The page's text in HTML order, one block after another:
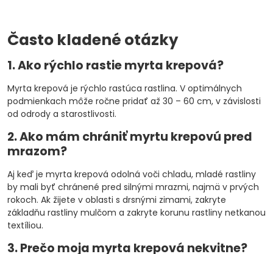
Často kladené otázky
1. Ako rýchlo rastie myrta krepová?
Myrta krepová je rýchlo rastúca rastlina. V optimálnych
podmienkach môže ročne pridať až 30 – 60 cm, v závislosti
od odrody a starostlivosti.
2. Ako mám chrániť myrtu krepovú pred
mrazom?
Aj keď je myrta krepová odolná voči chladu, mladé rastliny
by mali byť chránené pred silnými mrazmi, najmä v prvých
rokoch. Ak žijete v oblasti s drsnými zimami, zakryte
základňu rastliny mulčom a zakryte korunu rastliny netkanou
textíliou.
3. Prečo moja myrta krepová nekvitne?